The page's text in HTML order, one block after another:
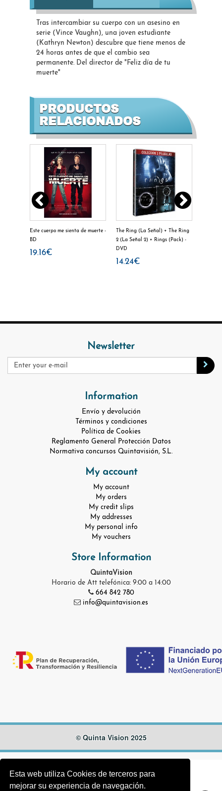
Esta web utiliza Cookies de terceros para
mejorar su experiencia de navegación.
Tras intercambiar su cuerpo con un asesino en
serie (Vince Vaughn), una joven estudiante
(Kathryn Newton) descubre que tiene menos de
24 horas antes de que el cambio sea
permanente. Del director de "Feliz día de tu
muerte"
PRODUCTOS
RELACIONADOS
Este cuerpo me sienta de muerte -
BD
19.16€
The Ring (La Señal) + The Ring
2 (La Señal 2) + Rings (Pack) -
DVD
14.24€
Newsletter
Information
Envío y devolución
Términos y condiciones
Política de Cookies
Reglamento General Protección Datos
Normativa concursos Quintavisión, S.L.
My account
My account
My orders
My credit slips
My addresses
My personal info
My vouchers
Store Information
QuintaVision
Horario de Att telefónica: 9:00 a 14:00
664 842 780
info@quintavision.es
© Quinta Vision 2025